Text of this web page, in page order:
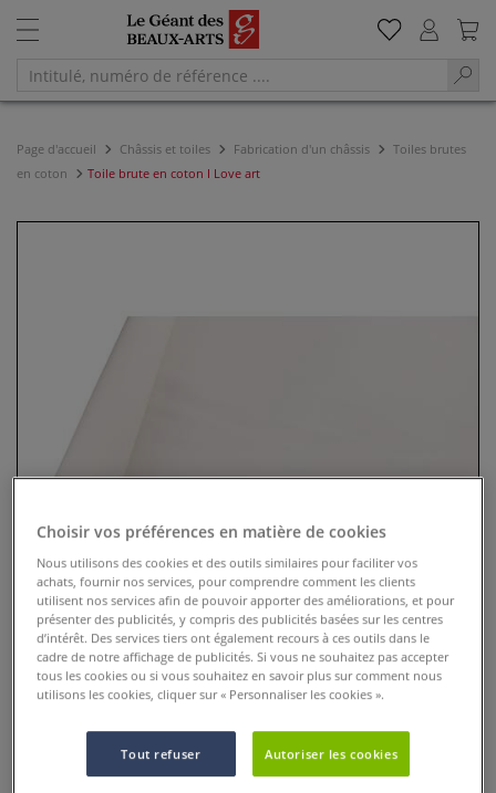
Page d'accueil Châssis et toiles Fabrication d'un châssis
Toiles brutes
en coton
Toile brute en coton I Love art
Toile brute en coton I Love art
Choisir vos préférences en matière de cookies
Nous utilisons des cookies et des outils similaires pour faciliter vos
achats, fournir nos services, pour comprendre comment les clients
utilisent nos services afin de pouvoir apporter des améliorations, et pour
présenter des publicités, y compris des publicités basées sur les centres
d’intérêt. Des services tiers ont également recours à ces outils dans le
cadre de notre affichage de publicités. Si vous ne souhaitez pas accepter
tous les cookies ou si vous souhaitez en savoir plus sur comment nous
utilisons les cookies, cliquer sur « Personnaliser les cookies ».
Tout refuser Autoriser les cookies